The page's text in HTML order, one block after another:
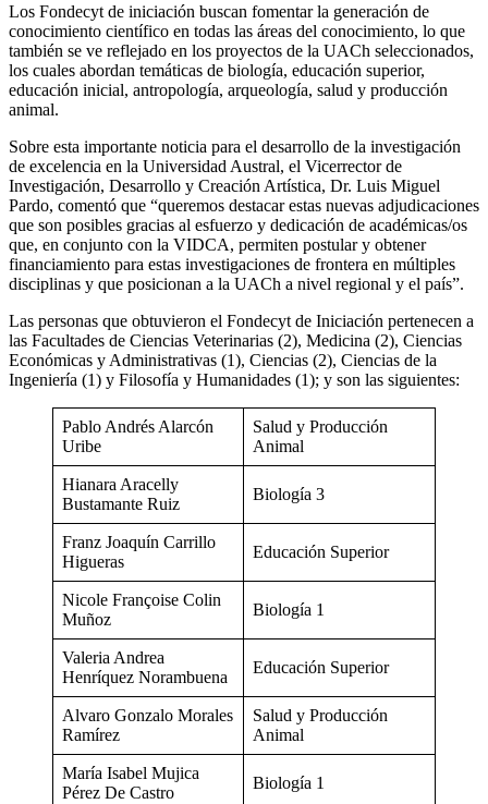
Los Fondecyt de iniciación buscan fomentar la generación de
conocimiento científico en todas las áreas del conocimiento, lo que
también se ve reflejado en los proyectos de la UACh seleccionados,
los cuales abordan temáticas de biología, educación superior,
educación inicial, antropología, arqueología, salud y producción
animal.
Sobre esta importante noticia para el desarrollo de la investigación
de excelencia en la Universidad Austral, el Vicerrector de
Investigación, Desarrollo y Creación Artística, Dr. Luis Miguel
Pardo, comentó que “queremos destacar estas nuevas adjudicaciones
que son posibles gracias al esfuerzo y dedicación de académicas/os
que, en conjunto con la VIDCA, permiten postular y obtener
financiamiento para estas investigaciones de frontera en múltiples
disciplinas y que posicionan a la UACh a nivel regional y el país”.
Las personas que obtuvieron el Fondecyt de Iniciación pertenecen a
las Facultades de Ciencias Veterinarias (2), Medicina (2), Ciencias
Económicas y Administrativas (1), Ciencias (2), Ciencias de la
Ingeniería (1) y Filosofía y Humanidades (1); y son las siguientes:
Pablo Andrés Alarcón
Uribe
Salud y Producción
Animal
Hianara Aracelly
Bustamante Ruiz
Biología 3
Franz Joaquín Carrillo
Higueras
Educación Superior
Nicole Françoise Colin
Muñoz
Biología 1
Valeria Andrea
Henríquez Norambuena
Educación Superior
Alvaro Gonzalo Morales
Ramírez
Salud y Producción
Animal
María Isabel Mujica
Pérez De Castro
Biología 1